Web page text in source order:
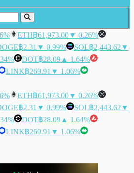
ETH฿61,973.00▼ 0.26%
฿2.31 ▼ 0.99% SOL฿2,443.62 ▼
DOT฿28.09 ▲ 1.64%
LINK฿269.91 ▼ 1.06%
ETH฿61,973.00▼ 0.26%
฿2.31 ▼ 0.99% SOL฿2,443.62 ▼
DOT฿28.09 ▲ 1.64%
LINK฿269.91 ▼ 1.06%